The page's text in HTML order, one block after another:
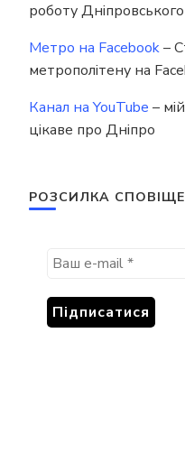
роботу
Метро на Facebook–
метрополітену на
Канал на YouTube –
цікаве про Дніпро
РОЗСИЛКА